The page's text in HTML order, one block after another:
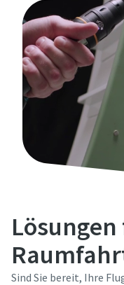
Sind Sie bereit, Ihre